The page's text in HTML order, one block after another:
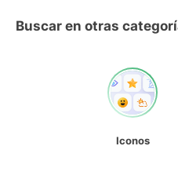
Buscar en otras
Iconos